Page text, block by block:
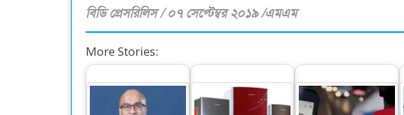
বিডি প্রেসরিলিস / ০৭ সেপ্টেম্বর ২০১৯ /এমএম
More Stories: